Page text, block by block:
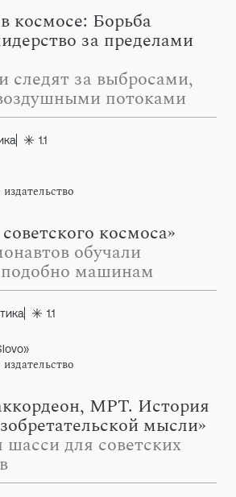
космосе: Борьба
за пределами
следят за выбросами,
потоками
1.1
космоса»
обучали
подобно машинам
1.1
МРТ. История
мысли»
шасси для советских